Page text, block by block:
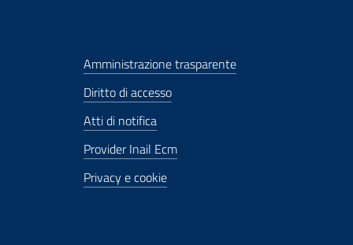
Amministrazione trasparente
Diritto di accesso
Atti di notifica
Provider Inail Ecm
Privacy e cookie